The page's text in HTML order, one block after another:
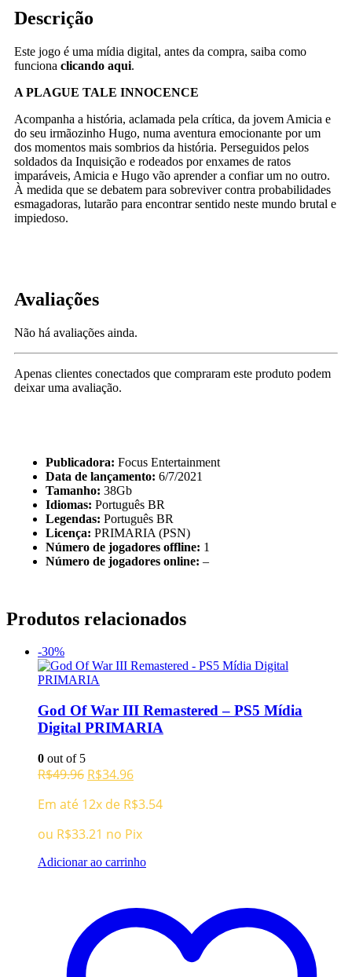
Descrição
Este jogo é uma mídia digital, antes da compra, saiba como
funciona clicando aqui.
A PLAGUE TALE INNOCENCE
Acompanha a história, aclamada pela crítica, da jovem Amicia e
do seu irmãozinho Hugo, numa aventura emocionante por um
dos momentos mais sombrios da história. Perseguidos pelos
soldados da Inquisição e rodeados por enxames de ratos
imparáveis, Amicia e Hugo vão aprender a confiar um no outro.
À medida que se debatem para sobreviver contra probabilidades
esmagadoras, lutarão para encontrar sentido neste mundo brutal e
impiedoso.
Avaliações
Não há avaliações ainda.
Apenas clientes conectados que compraram este produto podem
deixar uma avaliação.
Publicadora: Focus Entertainment
Data de lançamento: 6/7/2021
Tamanho: 38Gb
Idiomas: Português BR
Legendas: Português BR
Licença: PRIMARIA (PSN)
Número de jogadores offline: 1
Número de jogadores online: –
Produtos relacionados
-30%
God Of War III Remastered – PS5 Mídia
Digital PRIMARIA
0 out of 5
R$49.96 O
original
era:
R$49.96.
R$34.96O
atual
é:
R$34.96.
Em até 12x de R$3.54
ou R$33.21 no Pix
Adicionar ao carrinho